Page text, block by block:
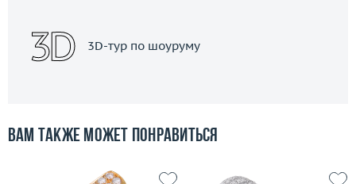
3D-тур по шоуруму
Вам также может понравиться